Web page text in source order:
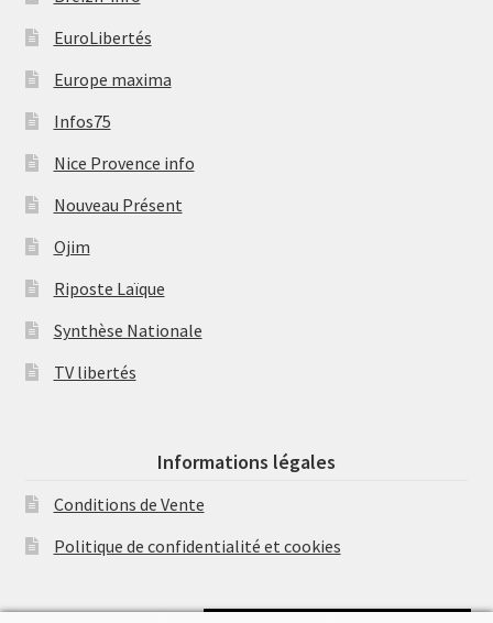
EuroLibertés
Europe maxima
Infos75
Nice Provence info
Nouveau Présent
Ojim
Riposte Laïque
Synthèse Nationale
TV libertés
Informations légales
Conditions de Vente
Politique de confidentialité et cookies